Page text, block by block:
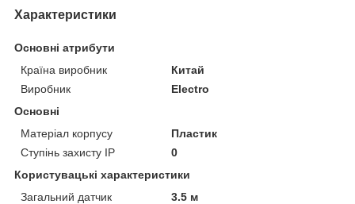
Характеристики
Основні атрибути
Країна виробник
Китай
Виробник
Electro
Основні
Матеріал корпусу
Пластик
Ступінь захисту IP
0
Користувацькі характеристики
Загальний датчик
3.5 м